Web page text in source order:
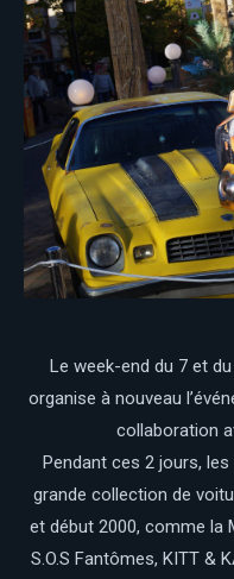
Le week-end du 7 et
organise à nouveau
collaboration
Pendant ces 2 jours,
grande collection de
et début 2000, comme la
S.O.S Fantômes, KITT &